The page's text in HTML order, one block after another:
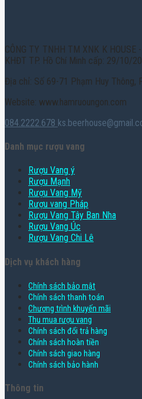
CÔNG TY TNHH TM XNK K
KHĐT TP. Hồ Chí Minh cấp: 29/10/
Địa chỉ: Số 69-71 Phạm Huy Thông,
Website: www.hamruoungon.com
084.2222.678
Danh mục rượu vang
Rượu Vang ý
Rượu Mạnh
Rượu Vang Mỹ
Rượu vang Pháp
Rượu Vang Tây Ban Nha
Rượu Vang Úc
Rượu Vang Chi Lê
Dịch vụ khách hàng
Chính sách bảo mật
Chính sách thanh toán
Chương trình khuyến mãi
Thu mua rượu vang
Chính sách đổi trả hàng
Chính sách hoàn tiền
Chính sách giao hàng
Chính sách bảo hành
Thông tin